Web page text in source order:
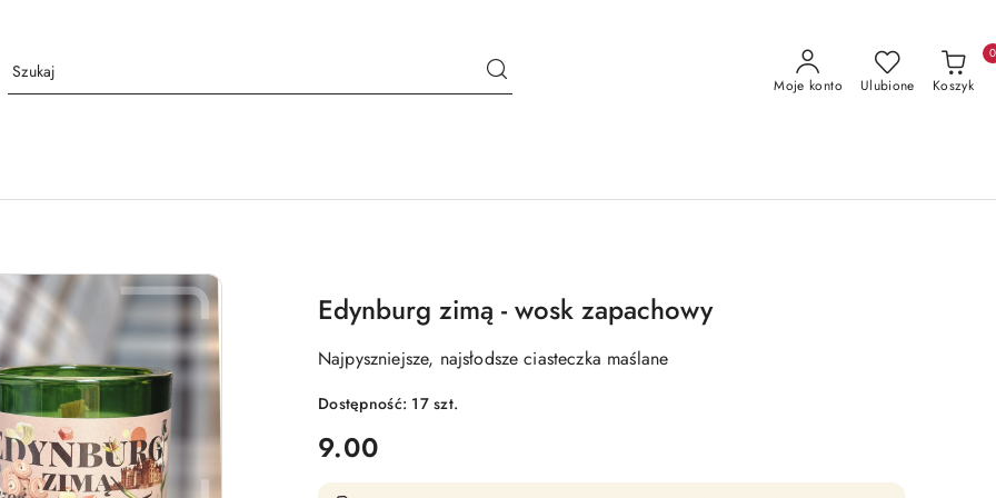
Moje konto Ulubione Koszyk
0
Edynburg zimą - wosk zapachowy
Najpyszniejsze, najsłodsze ciasteczka maślane
Dostępność: 17szt.
cena:
9.00